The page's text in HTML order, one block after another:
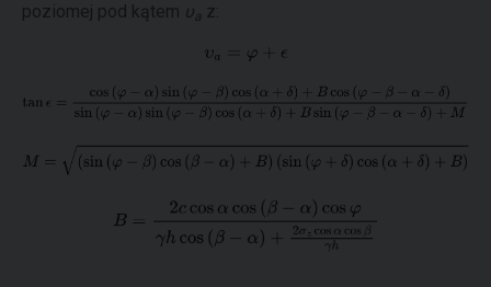
poziomej pod kątem υa z: